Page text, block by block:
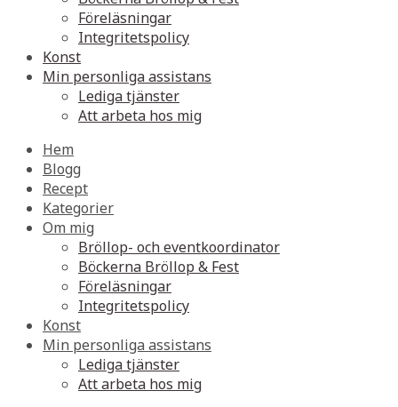
Föreläsningar
Integritetspolicy
Konst
Min personliga assistans
Lediga tjänster
Att arbeta hos mig
Hem
Blogg
Recept
Kategorier
Om mig
Bröllop- och eventkoordinator
Böckerna Bröllop & Fest
Föreläsningar
Integritetspolicy
Konst
Min personliga assistans
Lediga tjänster
Att arbeta hos mig